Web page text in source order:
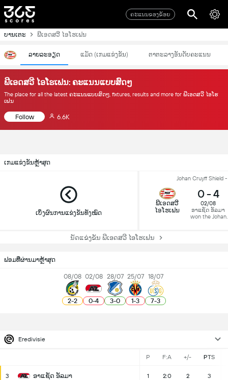
ຄະແນນຂອງຂ້ອຍ
ບານເຕະ ພີເອດສວີ ໄອໂຮເຟນ
ລາຍລະອຽດ ແມັດ (ເກມແຂ່ງຂັນ) ຕາຕະລາງອັນດັບຄະແນນ
ພີເອດສວີ ໄອໂຮເຟນ: ຄະແນນແບບສົດໆ
The place for all the latest ຄະແນນແບບສົດໆ, fixtures, results and more for ພີເອດສວີ ໄອໂຮ
ເຟນ
Follow 6.6K
ເກມແຂ່ງຂັນຫຼ້າສຸດ
ເບິ່ງຜົນການແຂ່ງຂັນທັງໝົດ
Johan Cruyff Shield -
ພີເອດສວີ
ໄອໂຮເຟນ
0- 4
02/08
ອາແຊັດ ອັລມາ
won the Johan
ນັດແຂ່ງຂັນ ພີເອດສວີ ໄອໂຮເຟນ
ຟອມທີ່ຜ່ານມາຫຼ້າສຸດ
08/08
2-2
02/08
0-4
28/07
3-0
25/07
1-3
18/07
7-3
Eredivisie
P F:A +/- PTS
3 ອາແຊັດ ອັລມາ 1 2:0 2 3